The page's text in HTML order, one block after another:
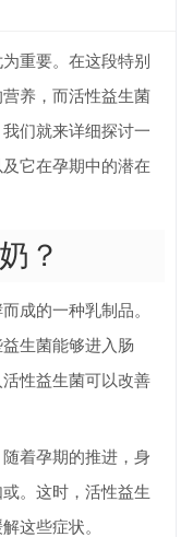
重要。在这段特别
养，而活性益生菌
们就来详细探讨一
它在孕期中的潜在
？
成的一种乳制品。
生菌能够进入肠
性益生菌可以改善
着孕期的推进，身
。这时，活性益生
这些症状。